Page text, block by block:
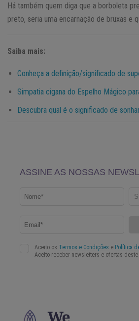
Há também quem diga que a borboleta
preto, seria uma encarnação de bruxas e
Saiba mais:
Conheça a definição/significado de
Simpatia cigana do Espelho Mágico
Descubra qual é o significado de